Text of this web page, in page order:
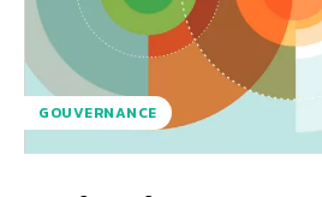
GOUVERNANCE